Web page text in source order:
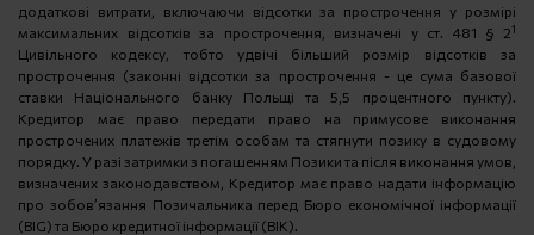
додаткові витрати, включаючи відсотки за прострочення у розмірі
максимальних відсотків за прострочення, визначені у ст. 481 § 21
Цивільного кодексу, тобто удвічі більший розмір відсотків за
прострочення (законні відсотки за прострочення - це сума базової
ставки Національного банку Польщі та 5,5 процентного пункту).
Кредитор має право передати право на примусове виконання
прострочених платежів третім особам та стягнути позику в судовому
порядку. У разі затримки з погашенням Позики та після виконання умов,
визначених законодавством, Кредитор має право надати інформацію
про зобов’язання Позичальника перед Бюро економічної інформації
(BIG) та Бюро кредитної інформації (BIK).